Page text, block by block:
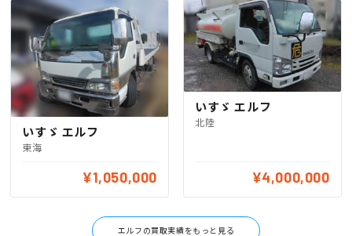
いすゞ エルフ
東海
¥1,050,000
いすゞ エルフ
北陸
¥4,000,000
エルフの買取実績をもっと見る